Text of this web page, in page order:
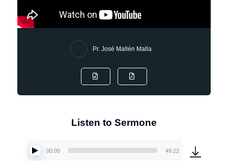
Pr. José Mallén Malla
Listen to Sermone
Reproductor
00:00 49:22